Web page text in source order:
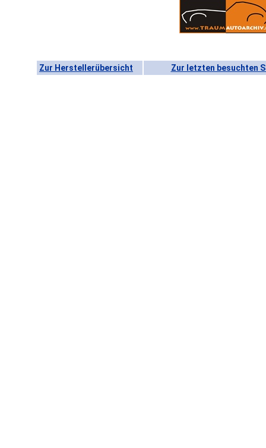
Zur Herstellerübersicht Zur letzten besuchten